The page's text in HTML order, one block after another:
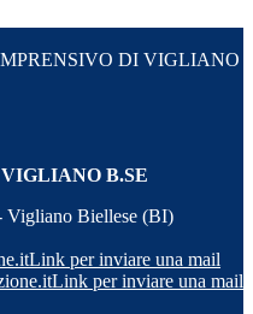
DI VIGLIANO
B.SE
Vigliano Biellese (BI)
Link per inviare una mail
Link per inviare una mail